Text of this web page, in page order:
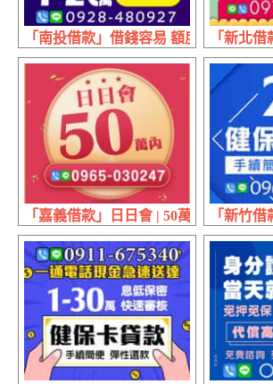
「南投借款」借錢容易 額度好談 | 1~20
「新北
「嘉義借款」日日會 | 50萬內 「新竹